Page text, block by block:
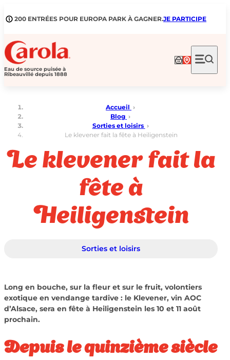
au 200 ENTRÉES POUR EUROPA PARK À GAGNER.JE PARTICIPE
Eau de source puisée à
Ribeauvillé depuis 1888
Accueil ›
Blog ›
Sorties et loisirs ›
Le klevener fait la fête à Heiligenstein
Le klevener fait la
fête à
Heiligenstein
Sorties et loisirs
Long en bouche, sur la fleur et sur le fruit, volontiers
exotique en vendange tardive : le Klevener, vin AOC
d’Alsace, sera en fête à Heiligenstein les 10 et 11 août
prochain.
Depuis le quinzième siècle